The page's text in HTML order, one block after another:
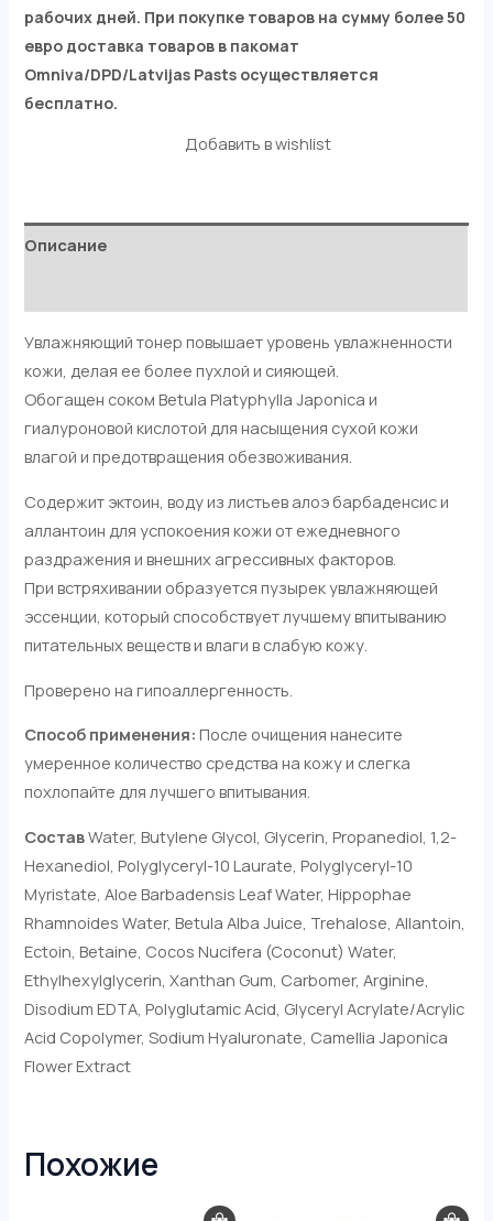
рабочих дней. При покупке товаров на сумму более 50
евро доставка товаров в пакомат
Omniva/DPD/Latvijas Pasts осуществляется
бесплатно.
Добавить в wishlist
Описание
Увлажняющий тонер повышает уровень увлажненности
кожи, делая ее более пухлой и сияющей.
Обогащен соком Betula Platyphylla Japonica и
гиалуроновой кислотой для насыщения сухой кожи
влагой и предотвращения обезвоживания.
Содержит эктоин, воду из листьев алоэ барбаденсис и
аллантоин для успокоения кожи от ежедневного
раздражения и внешних агрессивных факторов.
При встряхивании образуется пузырек увлажняющей
эссенции, который способствует лучшему впитыванию
питательных веществ и влаги в слабую кожу.
Проверено на гипоаллергенность.
Способ применения: После очищения нанесите
умеренное количество средства на кожу и слегка
похлопайте для лучшего впитывания.
СоставWater, Butylene Glycol, Glycerin, Propanediol, 1,2-
Hexanediol, Polyglyceryl-10 Laurate, Polyglyceryl-10
Myristate, Aloe Barbadensis Leaf Water, Hippophae
Rhamnoides Water, Betula Alba Juice, Trehalose, Allantoin,
Ectoin, Betaine, Cocos Nucifera (Coconut) Water,
Ethylhexylglycerin, Xanthan Gum, Carbomer, Arginine,
Disodium EDTA, Polyglutamic Acid, Glyceryl Acrylate/Acrylic
Acid Copolymer, Sodium Hyaluronate, Camellia Japonica
Flower Extract
Похожие